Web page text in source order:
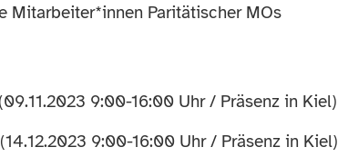
Mitarbeiter*innen Paritätischer MOs
9:00-16:00 Uhr / Präsenz in Kiel)
9:00-16:00 Uhr / Präsenz in Kiel)